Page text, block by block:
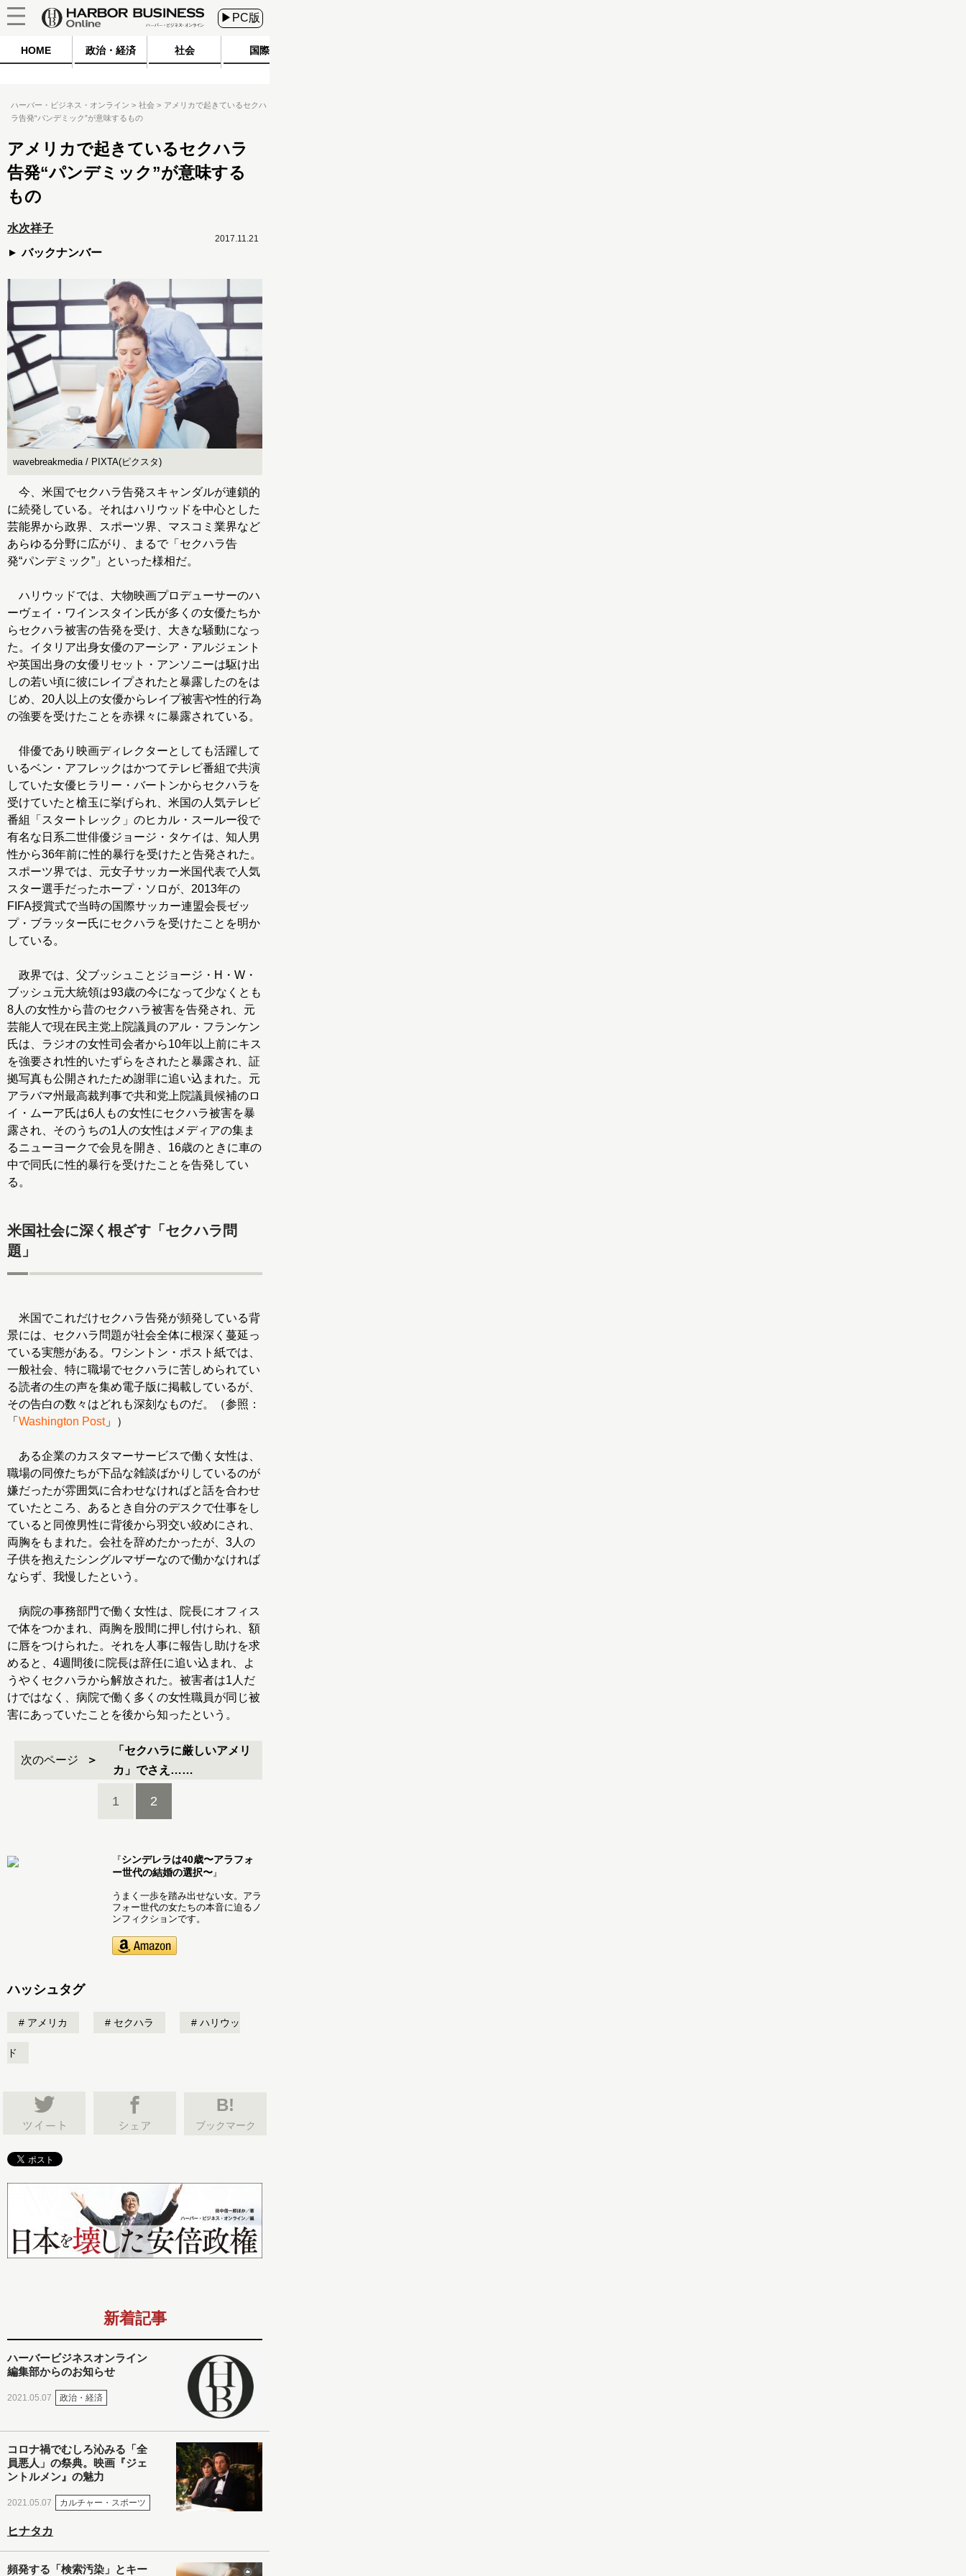
▶PC版
HOME 政治・経済 社会 国際
ハーバー・ビジネス・オンライン 社会
アメリカで起きているセクハ
ラ告発“パンデミック”が意味するもの
アメリカで起きているセクハラ
告発“パンデミック”が意味する
もの
水次祥子
バックナンバー
2017.11.21
wavebreakmedia / PIXTA(ピクスタ)
今、米国でセクハラ告発スキャンダルが連鎖的
に続発している。それはハリウッドを中心とした
芸能界から政界、スポーツ界、マスコミ業界など
あらゆる分野に広がり、まるで「セクハラ告
発“パンデミック”」といった様相だ。
ハリウッドでは、大物映画プロデューサーのハ
ーヴェイ・ワインスタイン氏が多くの女優たちか
らセクハラ被害の告発を受け、大きな騒動になっ
た。イタリア出身女優のアーシア・アルジェント
や英国出身の女優リセット・アンソニーは駆け出
しの若い頃に彼にレイプされたと暴露したのをは
じめ、20人以上の女優からレイプ被害や性的行為
の強要を受けたことを赤裸々に暴露されている。
俳優であり映画ディレクターとしても活躍して
いるベン・アフレックはかつてテレビ番組で共演
していた女優ヒラリー・バートンからセクハラを
受けていたと槍玉に挙げられ、米国の人気テレビ
番組「スタートレック」のヒカル・スールー役で
有名な日系二世俳優ジョージ・タケイは、知人男
性から36年前に性的暴行を受けたと告発された。
スポーツ界では、元女子サッカー米国代表で人気
スター選手だったホープ・ソロが、2013年の
FIFA授賞式で当時の国際サッカー連盟会長ゼッ
プ・ブラッター氏にセクハラを受けたことを明か
している。
政界では、父ブッシュことジョージ・H・W・
ブッシュ元大統領は93歳の今になって少なくとも
8人の女性から昔のセクハラ被害を告発され、元
芸能人で現在民主党上院議員のアル・フランケン
氏は、ラジオの女性司会者から10年以上前にキス
を強要され性的いたずらをされたと暴露され、証
拠写真も公開されたため謝罪に追い込まれた。元
アラバマ州最高裁判事で共和党上院議員候補のロ
イ・ムーア氏は6人もの女性にセクハラ被害を暴
露され、そのうちの1人の女性はメディアの集ま
るニューヨークで会見を開き、16歳のときに車の
中で同氏に性的暴行を受けたことを告発してい
る。
米国社会に深く根ざす「セクハラ問
題」
米国でこれだけセクハラ告発が頻発している背
景には、セクハラ問題が社会全体に根深く蔓延っ
ている実態がある。ワシントン・ポスト紙では、
一般社会、特に職場でセクハラに苦しめられてい
る読者の生の声を集め電子版に掲載しているが、
その告白の数々はどれも深刻なものだ。（参照：
「 Washington Post」）
ある企業のカスタマーサービスで働く女性は、
職場の同僚たちが下品な雑談ばかりしているのが
嫌だったが雰囲気に合わせなければと話を合わせ
ていたところ、あるとき自分のデスクで仕事をし
ていると同僚男性に背後から羽交い絞めにされ、
両胸をもまれた。会社を辞めたかったが、3人の
子供を抱えたシングルマザーなので働かなければ
ならず、我慢したという。
病院の事務部門で働く女性は、院長にオフィス
で体をつかまれ、両胸を股間に押し付けられ、額
に唇をつけられた。それを人事に報告し助けを求
めると、4週間後に院長は辞任に追い込まれ、よ
うやくセクハラから解放された。被害者は1人だ
けではなく、病院で働く多くの女性職員が同じ被
害にあっていたことを後から知ったという。
次のページ
「セクハラに厳しいアメリ
カ」でさえ……
1 2
『シンデレラは40歳〜アラフォ
ー世代の結婚の選択〜』
うまく一歩を踏み出せない女。アラ
フォー世代の女たちの本音に迫るノ
ンフィクションです。
ハッシュタグ
アメリカ セクハラ ハリウッ
ド
B!
ブックマーク
新着記事
ハーバービジネスオンライン
編集部からのお知らせ
2021.05.07 政治・経済
コロナ禍でむしろ沁みる「全
員悪人」の祭典。映画『ジェ
ントルメン』の魅力
2021.05.07 カルチャー・スポーツ
ヒナタカ
頻発する「検索汚染」とキー